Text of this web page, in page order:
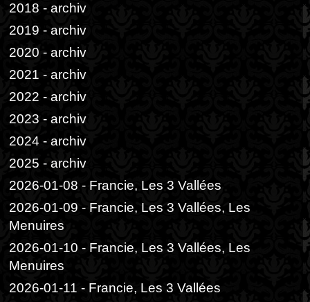
2018 - archiv
2019 - archiv
2020 - archiv
2021 - archiv
2022 - archiv
2023 - archiv
2024 - archiv
2025 - archiv
2026-01-08 - Francie, Les 3 Vallées
2026-01-09 - Francie, Les 3 Vallées, Les
Menuires
2026-01-10 - Francie, Les 3 Vallées, Les
Menuires
2026-01-11 - Francie, Les 3 Vallées